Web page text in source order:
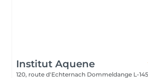
Institut Aquene
120, route d'Echternach Dommeldange L-